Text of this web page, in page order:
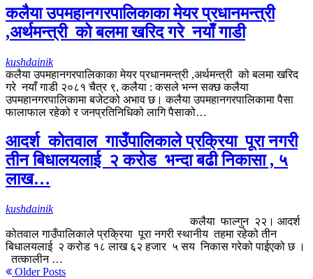
कलैया उपमहानगरपालिकाका मेयर प्रधानमन्त्री
,अर्थमन्त्री को बलमा खरिद गरे नयाँ गाडी
kushdainik
कलैया उपमहानगरपालिकाका मेयर प्रधानमन्त्री ,अर्थमन्त्री को बलमा खरिद
गरे नयाँ गाडी २०८१ चैत्र ९, कलैया : कसले भन्न सक्छ कलैया
उपमहानगरपालिकामा बजेटको अभाव छ। कलैया उपमहानगरपालिकामा पैसा
फालाफाल रहेको र जनप्रतिनिधिको लागि पैसाको…
आदर्श कोतवाल गाउँपालिकाले प्रक्रिया पूरा नगरी
तीन बिधालयलाई २ करोड भन्दा बढी निकासा , ५
लाख…
kushdainik
कलैया फाल्गुन २२। आदर्श
कोतवाल गाउँपालिकाले प्रक्रिया पूरा नगरी स्थानीय तहमा रहेको तीन
बिधालयलाई २ करोड १८ लाख ६२ हजार ५ सय निकास गरेको पाईएको छ ।
तत्कालीन …
Older Posts